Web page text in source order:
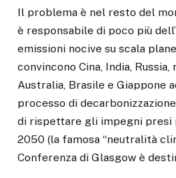
Il problema è nel resto del
è responsabile di poco più
emissioni nocive su scala
convincono Cina, India,
Australia, Brasile e Giappone
processo di
di rispettare gli impegni presi
2050 (la famosa “neutralità
Conferenza di Glasgow è